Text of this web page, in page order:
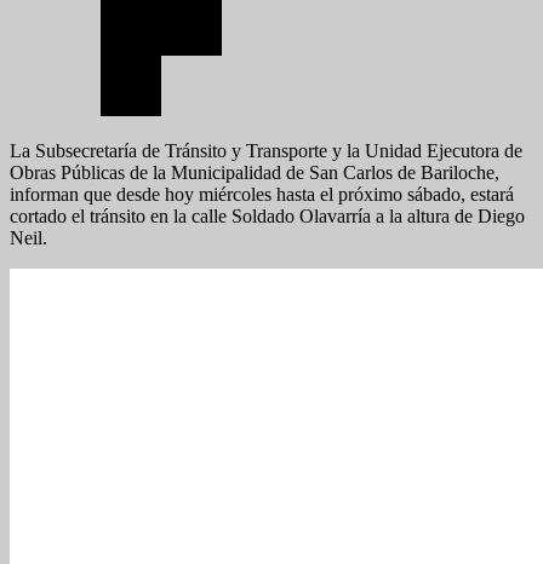
La Subsecretaría de Tránsito y Transporte y la Unidad Ejecutora de
Obras Públicas de la Municipalidad de San Carlos de Bariloche,
informan que desde hoy miércoles hasta el próximo sábado, estará
cortado el tránsito en la calle Soldado Olavarría a la altura de Diego
Neil.